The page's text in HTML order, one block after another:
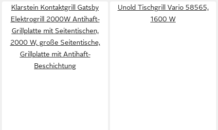
Klarstein Kontaktgrill Gatsby
Elektrogrill 2000W Antihaft-
Grillplatte mit Seitentischen,
2000 W, große Seitentische,
Grillplatte mit Antihaft-
Beschichtung
Unold Tischgrill Vario 58565,
1600 W